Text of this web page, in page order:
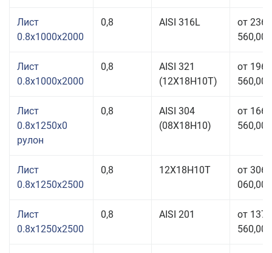
Лист
0.8x1000x2000
0,8 AISI 316L
от 236
560,00
Лист
0.8x1000x2000
0,8
AISI 321
(12Х18Н10Т)
от 196
560,00
Лист
0.8x1250x0
рулон
0,8
AISI 304
(08Х18Н10)
от 166
560,00
Лист
0.8x1250x2500
0,8 12Х18Н10Т
от 306
060,00
Лист
0.8x1250x2500
0,8 AISI 201
от 137
560,00